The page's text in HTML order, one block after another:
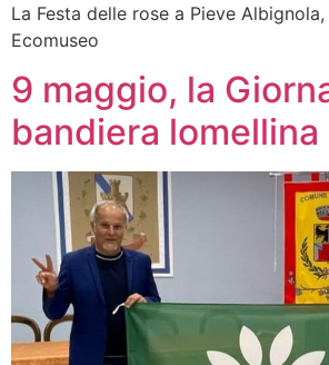
La Festa delle rose a Pieve
Ecomuseo
9 maggio, la
bandiera lomellina